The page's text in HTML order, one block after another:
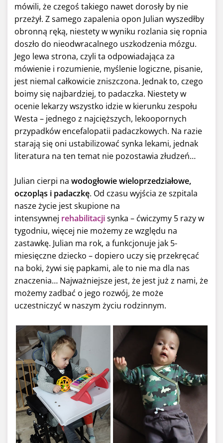
mówili, że czegoś takiego nawet dorosły by nie
przeżył. Z samego zapalenia opon Julian wyszedłby
obronną ręką, niestety w wyniku rozlania się ropnia
doszło do nieodwracalnego uszkodzenia mózgu.
Jego lewa strona, czyli ta odpowiadająca za
mówienie i rozumienie, myślenie logiczne, pisanie,
jest niemal całkowicie zniszczona. Jednak to, czego
boimy się najbardziej, to padaczka. Niestety w
ocenie lekarzy wszystko idzie w kierunku zespołu
Westa – jednego z najcięższych, lekoopornych
przypadków encefalopatii padaczkowych. Na razie
starają się oni ustabilizować synka lekami, jednak
literatura na ten temat nie pozostawia złudzeń…
Julian cierpi na wodogłowie wieloprzedziałowe,
oczopląs i padaczkę. Od czasu wyjścia ze szpitala
nasze życie jest skupione na
intensywnej rehabilitacjisynka – ćwiczymy 5 razy w
tygodniu, więcej nie możemy ze względu na
zastawkę. Julian ma rok, a funkcjonuje jak 5-
miesięczne dziecko – dopiero uczy się przekręcać
na boki, żywi się papkami, ale to nie ma dla nas
znaczenia… Najważniejsze jest, że jest już z nami, że
możemy zadbać o jego rozwój, że może
uczestniczyć w naszym życiu rodzinnym.